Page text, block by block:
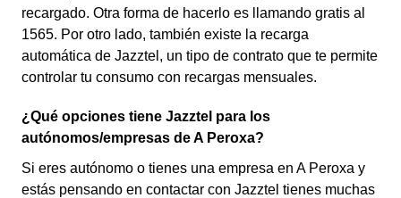
recargado. Otra forma de hacerlo es llamando gratis al
1565. Por otro lado, también existe la recarga
automática de Jazztel, un tipo de contrato que te permite
controlar tu consumo con recargas mensuales.
¿Qué opciones tiene Jazztel para los
autónomos/empresas de A Peroxa?
Si eres autónomo o tienes una empresa en A Peroxa y
estás pensando en contactar con Jazztel tienes muchas